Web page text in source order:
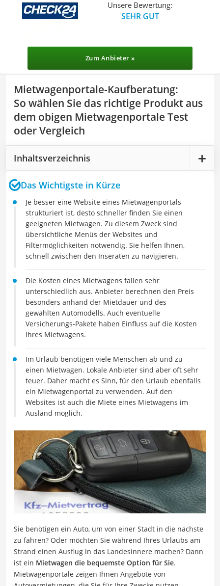
Unsere Bewertung:
SEHR GUT
Zum Anbieter »
Mietwagenportale-Kaufberatung:
So wählen Sie das richtige Produkt aus
dem obigen Mietwagenportale Test
oder Vergleich
Inhaltsverzeichnis
Das Wichtigste in Kürze
Je besser eine Website eines Mietwagenportals
strukturiert ist, desto schneller finden Sie einen
geeigneten Mietwagen. Zu diesem Zweck sind
übersichtliche Menüs der Websites und
Filtermöglichkeiten notwendig. Sie helfen Ihnen,
schnell zwischen den Inseraten zu navigieren.
Die Kosten eines Mietwagens fallen sehr
unterschiedlich aus. Anbieter berechnen den Preis
besonders anhand der Mietdauer und des
gewählten Automodells. Auch eventuelle
Versicherungs-Pakete haben Einfluss auf die Kosten
Ihres Mietwagens.
Im Urlaub benötigen viele Menschen ab und zu
einen Mietwagen. Lokale Anbieter sind aber oft sehr
teuer. Daher macht es Sinn, für den Urlaub ebenfalls
ein Mietwagenportal zu verwenden. Auf den
Websites ist auch die Miete eines Mietwagens im
Ausland möglich.
Sie benötigen ein Auto, um von einer Stadt in die nächste
zu fahren? Oder möchten Sie während Ihres Urlaubs am
Strand einen Ausflug in das Landesinnere machen? Dann
ist ein Mietwagen die bequemste Option für Sie.
Mietwagenportale zeigen Ihnen Angebote von